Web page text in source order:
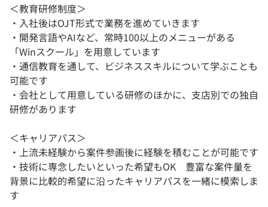
＜教育研修制度＞
・入社後はOJT形式で業務を進めていきます
・開発言語やAIなど、常時100以上のメニューがある
「Winスクール」を用意しています
・通信教育を通して、ビジネススキルについて学ぶことも
可能です
・会社として用意している研修のほかに、支店別での独自
研修があります
＜キャリアパス＞
・上流未経験から案件参画後に経験を積むことが可能です
・技術に専念したいといった希望もOK 豊富な案件量を
背景に比較的希望に沿ったキャリアパスを一緒に模索しま
す